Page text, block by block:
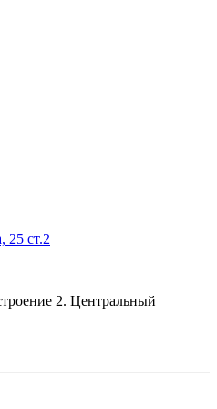
2. Центральный